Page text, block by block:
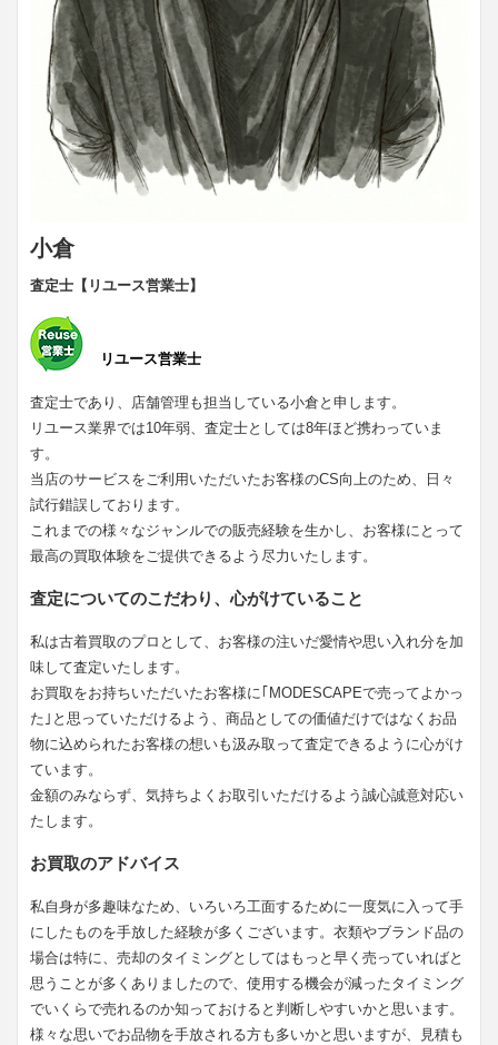
小倉
査定士【リユース営業士】
リユース営業士
査定士であり、店舗管理も担当している小倉と申します。
リユース業界では10年弱、査定士としては8年ほど携わっていま
す。
当店のサービスをご利用いただいたお客様のCS向上のため、日々
試行錯誤しております。
これまでの様々なジャンルでの販売経験を生かし、お客様にとって
最高の買取体験をご提供できるよう尽力いたします。
査定についてのこだわり、心がけていること
私は古着買取のプロとして、お客様の注いだ愛情や思い入れ分を加
味して査定いたします。
お買取をお持ちいただいたお客様に｢MODESCAPEで売ってよかっ
た｣と思っていただけるよう、商品としての価値だけではなくお品
物に込められたお客様の想いも汲み取って査定できるように心がけ
ています。
金額のみならず、気持ちよくお取引いただけるよう誠心誠意対応い
たします。
お買取のアドバイス
私自身が多趣味なため、いろいろ工面するために一度気に入って手
にしたものを手放した経験が多くございます。衣類やブランド品の
場合は特に、売却のタイミングとしてはもっと早く売っていればと
思うことが多くありましたので、使用する機会が減ったタイミング
でいくらで売れるのか知っておけると判断しやすいかと思います。
様々な思いでお品物を手放される方も多いかと思いますが、見積も